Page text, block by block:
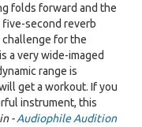
folds forward and the
second reverb
challenge for the
a very wide-imaged
range is
get a workout. If you
instrument, this
-Audiophile Audition